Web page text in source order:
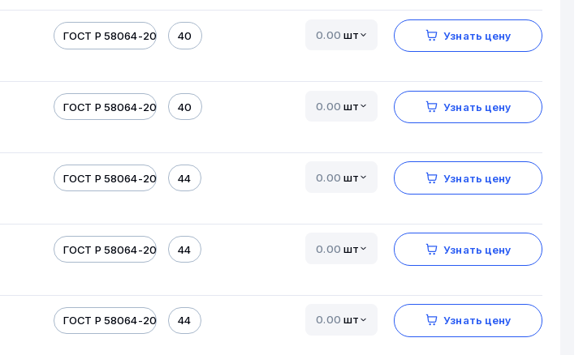
ГОСТ Р 58064-2018 40 шт Узнать цену
ГОСТ Р 58064-2018 40 шт Узнать цену
ГОСТ Р 58064-2018 44 шт Узнать цену
ГОСТ Р 58064-2018 44 шт Узнать цену
ГОСТ Р 58064-2018 44 шт Узнать цену